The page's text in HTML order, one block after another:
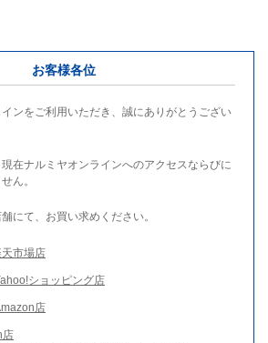
お客様各位
ンをご利用いただき、誠にありがとうござい
在ナルミヤオンラインへのアクセスならびに
ん。
にて、お買い求めください。
市場店
ショッピング店
店
店